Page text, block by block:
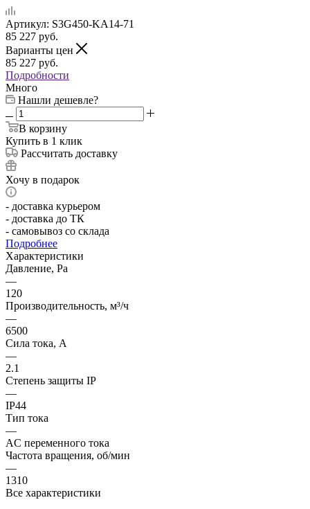
Артикул: S3G450-KA14-71
85 227 руб.
Варианты цен
85 227 руб.
Подробности
Много
Нашли дешевле?
В корзину
Купить в 1 клик
Рассчитать доставку
Хочу в подарок
- доставка курьером
- доставка до ТК
- самовывоз со склада
Подробнее
Характеристики
Давление, Pa
—
120
Производительность, м³/ч
—
6500
Сила тока, А
—
2.1
Степень защиты IP
—
IP44
Тип тока
—
AC переменного тока
Частота вращения, об/мин
—
1310
Все характеристики